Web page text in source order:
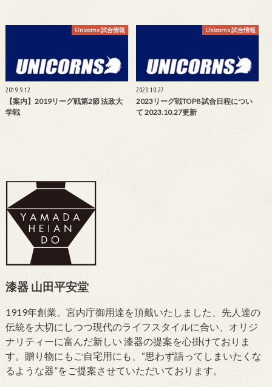
Unicorns 試合情報
2019.9.12
【案内】2019リーグ戦第2節 法政大
学戦
Unicorns 試合情報
2023.10.27
2023リーグ戦TOP8 試合日程につい
て 2023.10.27更新
漆器 山田平安堂
1919年創業。宮内庁御用達を頂戴いたしました、先人達の
伝統を大切にしつつ現代のライフスタイルに合い、オリジ
ナリティーに富んだ新しい 漆器の提案を心掛けておりま
す。贈り物にもご自宅用にも、“思わず語ってしまいたくな
るような器”をご提案させていただいております。